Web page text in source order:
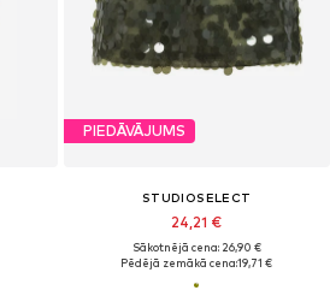
PIEDĀVĀJUMS
STUDIOSELECT
24,21 €
Sākotnējā cena: 26,90 €
Pēdējā zemākā cena:19,71 €